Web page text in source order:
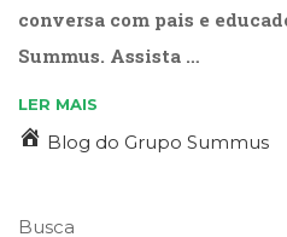
Publicidade,
Propaganda
Marketing
Puericultura
conversa com pais e
Summus. Assista …
LER MAIS
Blog do Grupo Summus
Busca